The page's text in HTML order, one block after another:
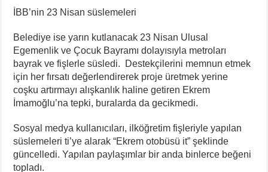
İBB’nin 23 Nisan süslemeleri
Belediye ise yarın kutlanacak 23 Nisan Ulusal
Egemenlik ve Çocuk Bayramı dolayısıyla metroları
bayrak ve fişlerle süsledi. Destekçilerini memnun etmek
için her fırsatı değerlendirerek proje üretmek yerine
coşku artırmayı alışkanlık haline getiren Ekrem
İmamoğlu’na tepki, buralarda da gecikmedi.
Sosyal medya kullanıcıları, ilköğretim fişleriyle yapılan
süslemeleri ti’ye alarak “Ekrem otobüsü it” şeklinde
güncelledi. Yapılan paylaşımlar bir anda binlerce beğeni
topladı.